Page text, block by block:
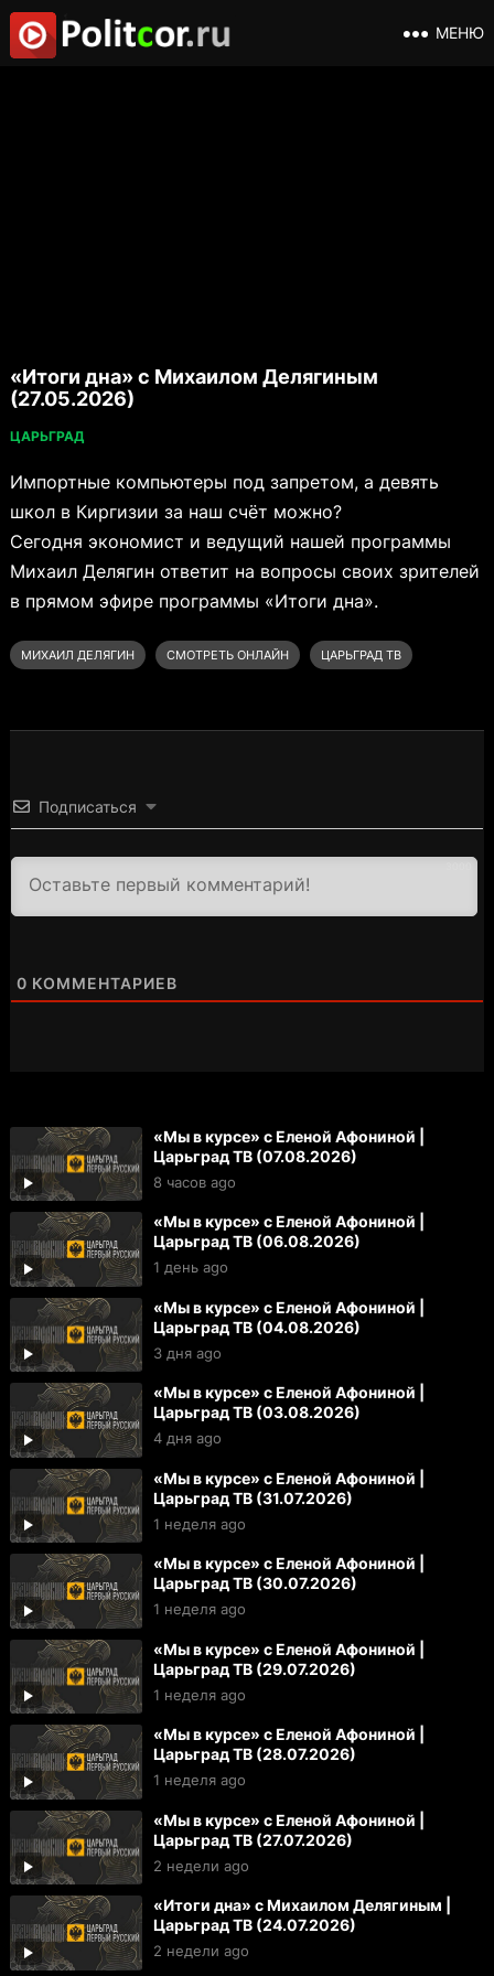
МЕНЮ
«Итоги дна» с Михаилом Делягиным
(27.05.2026)
ЦАРЬГРАД
Импортные компьютеры под запретом, а девять
школ в Киргизии за наш счёт можно?
Сегодня экономист и ведущий нашей программы
Михаил Делягин ответит на вопросы своих зрителей
в прямом эфире программы «Итоги дна».
МИХАИЛ ДЕЛЯГИН СМОТРЕТЬ ОНЛАЙН ЦАРЬГРАД ТВ
Подписаться
0 КОММЕНТАРИЕВ
«Мы в курсе» с Еленой Афониной |
Царьград ТВ (07.08.2026)
8 часов ago
«Мы в курсе» с Еленой Афониной |
Царьград ТВ (06.08.2026)
1 день ago
«Мы в курсе» с Еленой Афониной |
Царьград ТВ (04.08.2026)
3 дня ago
«Мы в курсе» с Еленой Афониной |
Царьград ТВ (03.08.2026)
4 дня ago
«Мы в курсе» с Еленой Афониной |
Царьград ТВ (31.07.2026)
1 неделя ago
«Мы в курсе» с Еленой Афониной |
Царьград ТВ (30.07.2026)
1 неделя ago
«Мы в курсе» с Еленой Афониной |
Царьград ТВ (29.07.2026)
1 неделя ago
«Мы в курсе» с Еленой Афониной |
Царьград ТВ (28.07.2026)
1 неделя ago
«Мы в курсе» с Еленой Афониной |
Царьград ТВ (27.07.2026)
2 недели ago
«Итоги дна» с Михаилом Делягиным |
Царьград ТВ (24.07.2026)
2 недели ago